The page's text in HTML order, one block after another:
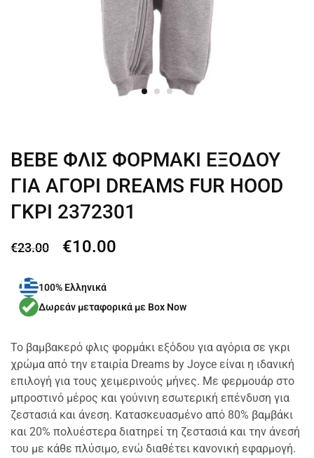
BEBE ΦΛΙΣ ΦΟΡΜΑΚΙ ΕΞΟΔΟΥ
ΓΙΑ ΑΓΟΡΙ DREAMS FUR HOOD
ΓΚΡΙ 2372301
€23.00 €10.00
100% Ελληνικά
Δωρεάν μεταφορικά με Box Now
Το βαμβακερό φλις φορμάκι εξόδου για αγόρια σε γκρι
χρώμα από την εταιρία Dreams by Joyce είναι η ιδανική
επιλογή για τους χειμερινούς μήνες. Με φερμουάρ στο
μπροστινό μέρος και γούνινη εσωτερική επένδυση για
ζεστασιά και άνεση. Κατασκευασμένο από 80% βαμβάκι
και 20% πολυέστερα διατηρεί τη ζεστασιά και την άνεσή
του με κάθε πλύσιμο, ενώ διαθέτει κανονική εφαρμογή.